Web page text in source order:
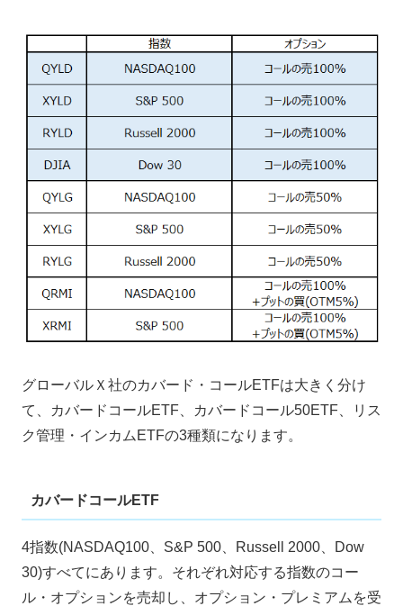
グローバルＸ社のカバード・コールETFは大きく分け
て、カバードコールETF、カバードコール50ETF、リス
ク管理・インカムETFの3種類になります。
カバードコールETF
4指数(NASDAQ100、S&P 500、Russell 2000、Dow
30)すべてにあります。それぞれ対応する指数のコー
ル・オプションを売却し、オプション・プレミアムを受